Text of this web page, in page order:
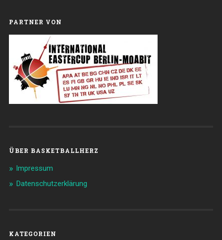
PARTNER VON
ÜBER BASKETBALLHERZ
Impressum
Datenschutzerklärung
KATEGORIEN